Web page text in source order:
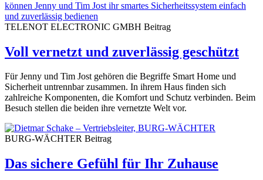
TELENOT ELECTRONIC GMBH Beitrag
Voll vernetzt und zuverlässig geschützt
Für Jenny und Tim Jost gehören die Begriffe Smart Home und
Sicherheit untrennbar zusammen. In ihrem Haus finden sich
zahlreiche Komponenten, die Komfort und Schutz verbinden. Beim
Besuch stellen die beiden ihre vernetzte Welt vor.
BURG-WÄCHTER Beitrag
Das sichere Gefühl für Ihr Zuhause